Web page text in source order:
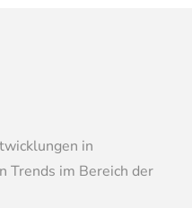
in
Trends im Bereich der